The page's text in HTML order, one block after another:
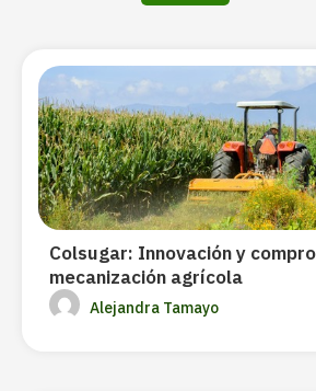
Colsugar: Innovación y
mecanización agrícola
Alejandra Tamayo